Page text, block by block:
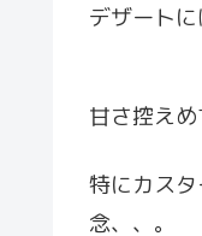
デザート
甘さ控えめ
特にカス
念、、。